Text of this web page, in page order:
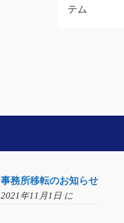
テム
事務所移転のお知らせ
2021年11月1日 に